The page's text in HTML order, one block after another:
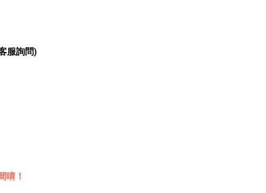
服詢問)
唷！